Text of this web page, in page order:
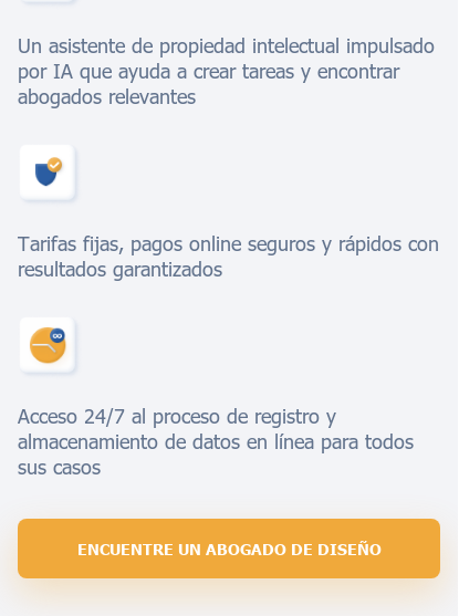
Un asistente de propiedad intelectual impulsado
por IA que ayuda a crear tareas y encontrar
abogados relevantes
Tarifas fijas, pagos online seguros y rápidos con
resultados garantizados
Acceso 24/7 al proceso de registro y
almacenamiento de datos en línea para todos
sus casos
ENCUENTRE UN ABOGADO DE DISEÑO